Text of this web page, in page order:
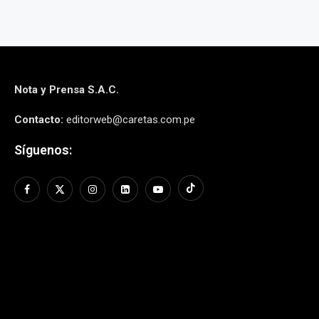
Nota y Prensa S.A.C.
Contacto: editorweb@caretas.com.pe
Síguenos: